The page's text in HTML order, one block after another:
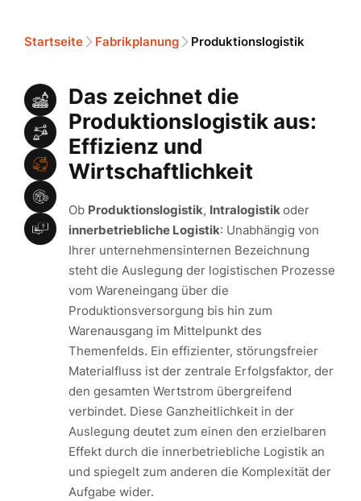
Startseite Fabrikplanung Produktionslogistik
Das zeichnet die
Produktionslogistik aus:
Effizienz und
Wirtschaftlichkeit
Ob Produktionslogistik, Intralogistikoder
innerbetriebliche Logistik: Unabhängig von
Ihrer unternehmensinternen Bezeichnung
steht die Auslegung der logistischen Prozesse
vom Wareneingang über die
Produktionsversorgung bis hin zum
Warenausgang im Mittelpunkt des
Themenfelds. Ein effizienter, störungsfreier
Materialfluss ist der zentrale Erfolgsfaktor, der
den gesamten Wertstrom übergreifend
verbindet. Diese Ganzheitlichkeit in der
Auslegung deutet zum einen den erzielbaren
Effekt durch die innerbetriebliche Logistik an
und spiegelt zum anderen die Komplexität der
Aufgabe wider.